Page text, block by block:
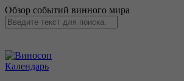
Обзор событий винного мира
Календарь